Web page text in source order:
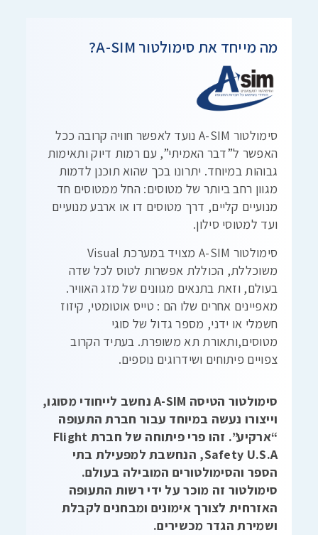
מה מייחד את סימולטור A-SIM?
סימולטור A-SIM נועד לאפשר חוויה קרובה ככל
האפשר ל”דבר האמיתי”, עם רמות דיוק ותאימות
גבוהות במיוחד. יתרונו בכך שהוא תוכנן לדמות
מגוון רחב ביותר של מטוסים: החל ממטוסים חד
מנועיים קליים, דרך מטוסים דו או ארבע מנועיים
ועד למטוסי סילון.
סימולטור A-SIM מצויד במערכת Visual
משוכללת, הכוללת אפשרות לטוס לכל שדה
בעולם, וזאת בתנאים מגוונים של מזג האוויר.
מאפיינים אחרים שלו הם : טייס אוטומטי, קיזוז
חשמלי או ידני, מספר גדול של סוגי
מטוסים,ותאורת תא משופרת. בעתיד הקרוב
צפויים פיתוחים ושידרוגים נוספים.
סימולטור הטיסה A-SIM נחשב לייחודי מסוגו,
וייצורו נעשה במיוחד עבור חברת התעופה
“ארקיע”. זהו פרי פיתוחה של חברת Flight
Safety U.S.A, הנחשבת למפעילת בתי
הספר והסימולטורים המובילה בעולם.
סימולטור זה מוכר על ידי רשות התעופה
האזרחית לצורך אימונים ומבחנים לקבלת
ושמירת הגדר מכשירים.